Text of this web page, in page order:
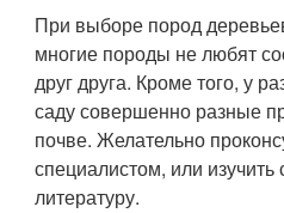
При выборе пород
многие породы не любят
друг друга. Кроме того, у
саду совершенно разные
почве. Желательно
специалистом, или
литературу.